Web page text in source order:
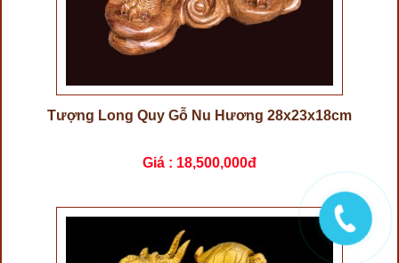
Tượng Long Quy Gỗ Nu Hương 28x23x18cm
Giá : 18,500,000đ